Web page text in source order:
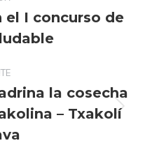
el I concurso de
la cosecha
– Txakolí